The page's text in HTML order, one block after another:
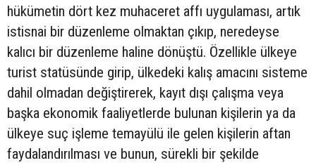
hükümetin dört kez muhaceret affı uygulaması, artık
istisnai bir düzenleme olmaktan çıkıp, neredeyse
kalıcı bir düzenleme haline dönüştü. Özellikle ülkeye
turist statüsünde girip, ülkedeki kalış amacını sisteme
dahil olmadan değiştirerek, kayıt dışı çalışma veya
başka ekonomik faaliyetlerde bulunan kişilerin ya da
ülkeye suç işleme temayülü ile gelen kişilerin aftan
faydalandırılması ve bunun, sürekli bir şekilde